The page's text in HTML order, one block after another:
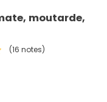
moutarde,
(16 notes)